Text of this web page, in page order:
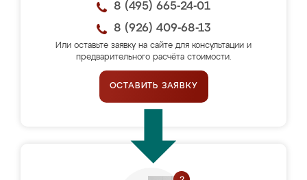
8 (495) 665-24-01
8 (926) 409-68-13
Или оставьте заявку на сайте для консультации и
предварительного расчёта стоимости.
ОСТАВИТЬ ЗАЯВКУ